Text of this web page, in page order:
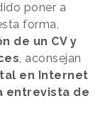
poner a
forma,
de un CV y
, aconsejan
en Internet
entrevista de